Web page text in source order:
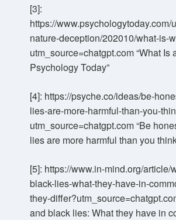
[3]:
https://www.psychologytoday.com/
nature-deception/202010/what-is-
utm_source=chatgpt.com “What Is
Psychology Today”
[4]: https://psyche.co/ideas/be-
lies-are-more-harmful-than-you-
utm_source=chatgpt.com “Be
lies are more harmful than you
[5]: https://www.in-mind.org/article/
black-lies-what-they-have-in-
they-
and black lies: What they have in